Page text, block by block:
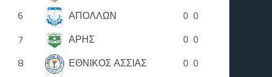
6
ΑΠΟΛΛΩΝ 0 0
7
ΑΡΗΣ 0 0
8
ΕΘΝΙΚΟΣ ΑΣΣΙΑΣ 0 0